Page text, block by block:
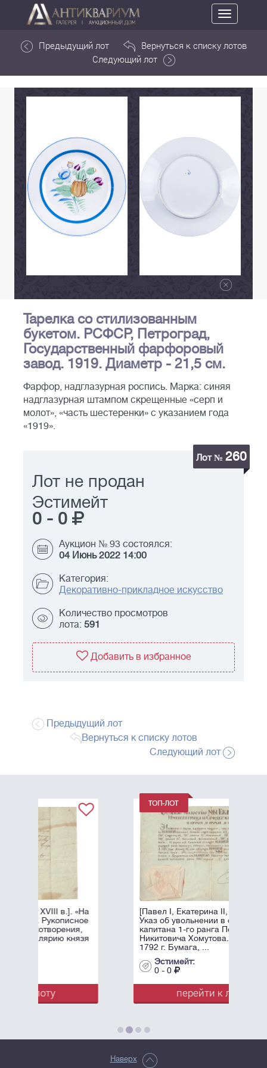
Toggle
navigation
Предыдущий лот
Вернуться к списку лотов
Следующий лот
Тарелка со стилизованным
букетом. РСФСР, Петроград,
Государственный фарфоровый
завод. 1919. Диаметр - 21,5 см.
Фарфор, надглазурная роспись. Марка: синяя
надглазурная штампом скрещенные «серп и
молот», «часть шестеренки» с указанием года
«1919».
Лот № 260
Лот не продан
Эстимейт
0 - 0
Аукцион № 93 состоялся:
04 Июнь 2022 14:00
Категория:
Декоративно-прикладное искусство
Количество просмотров
лота: 591
Добавить в избранное
Предыдущий лот
Вернуться к списку лотов
Следующий лот
[Павел I, Екатерина II, автографы].
Указ об увольнении в отставку
капитана 1-го ранга Петра
Никитовича Хомутова. 2 апреля
1792 г. Бумага, ...
перейти к лоту
Наверх